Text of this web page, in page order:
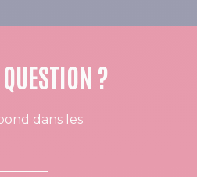
?
dans les